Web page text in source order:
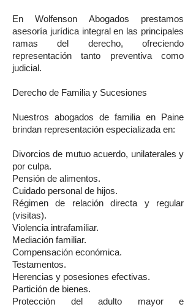
En Wolfenson Abogados prestamos
asesoría jurídica integral en las principales
ramas del derecho, ofreciendo
representación tanto preventiva como
judicial.
Derecho de Familia y Sucesiones
Nuestros abogados de familia en Paine
brindan representación especializada en:
Divorcios de mutuo acuerdo, unilaterales y
por culpa.
Pensión de alimentos.
Cuidado personal de hijos.
Régimen de relación directa y regular
(visitas).
Violencia intrafamiliar.
Mediación familiar.
Compensación económica.
Testamentos.
Herencias y posesiones efectivas.
Partición de bienes.
Protección del adulto mayor e